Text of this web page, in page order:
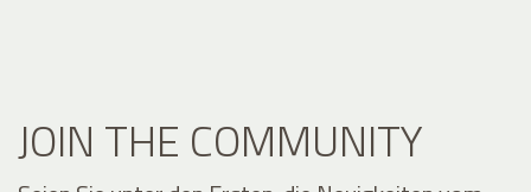
JOIN THE COMMUNITY